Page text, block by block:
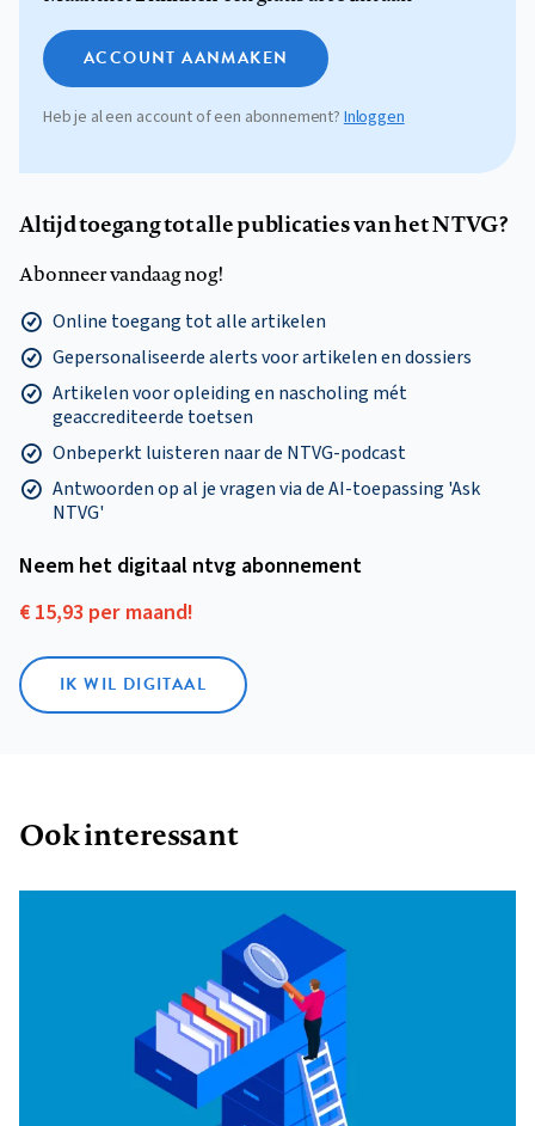
ACCOUNT AANMAKEN
Heb je al een account of een abonnement? Inloggen
Altijd toegang tot alle publicaties van het NTVG?
Abonneer vandaag nog!
Online toegang tot alle artikelen
Gepersonaliseerde alerts voor artikelen en dossiers
Artikelen voor opleiding en nascholing mét
geaccrediteerde toetsen
Onbeperkt luisteren naar de NTVG-podcast
Antwoorden op al je vragen via de AI-toepassing 'Ask
NTVG'
Neem het digitaal ntvg abonnement
€ 15,93 per maand!
IK WIL DIGITAAL
Ook interessant